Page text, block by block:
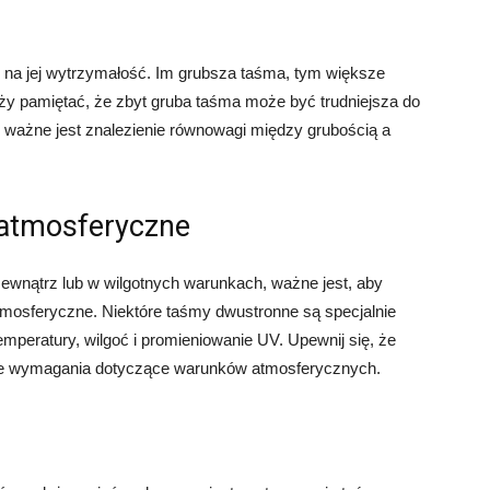
jej wytrzymałość. Im grubsza taśma, tym większe
pamiętać, że zbyt gruba taśma może być trudniejsza do
jest znalezienie równowagi między grubością a
lub w wilgotnych warunkach, ważne jest, aby
Niektóre taśmy dwustronne są specjalnie
wilgoć i promieniowanie UV. Upewnij się, że
wymagania dotyczące warunków atmosferycznych.